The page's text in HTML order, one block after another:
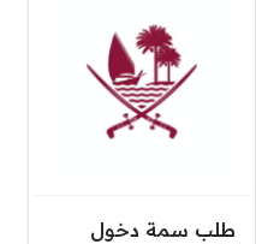
طلب سمة دخول